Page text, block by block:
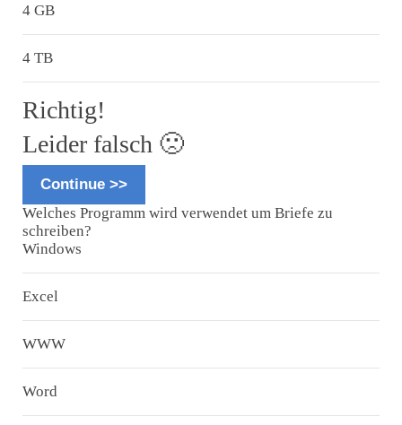
4 GB
4 TB
Richtig!
Leider falsch 🙁
Continue >>
Welches Programm wird verwendet um Briefe zu
schreiben?
Windows
Excel
WWW
Word